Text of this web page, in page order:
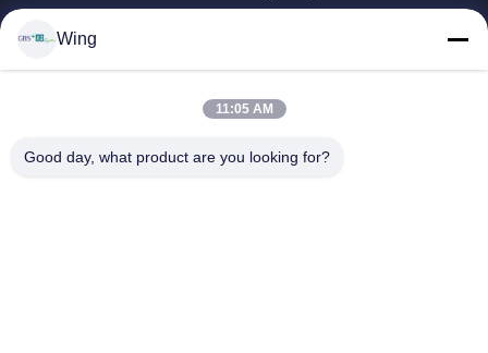
Pertunjukan VR
Tur Pabrik
Wing
11:05 AM
Good day, what product are you looking for?